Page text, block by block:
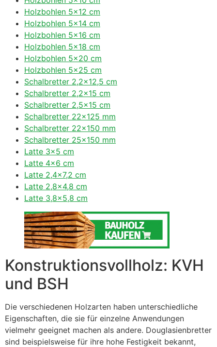
Holzbohlen 5×12 cm
Holzbohlen 5×14 cm
Holzbohlen 5×16 cm
Holzbohlen 5×18 cm
Holzbohlen 5×20 cm
Holzbohlen 5×25 cm
Schalbretter 2,2×12,5 cm
Schalbretter 2,2×15 cm
Schalbretter 2,5×15 cm
Schalbretter 22×125 mm
Schalbretter 22×150 mm
Schalbretter 25×150 mm
Latte 3×5 cm
Latte 4×6 cm
Latte 2,4×7,2 cm
Latte 2,8×4,8 cm
Latte 3,8×5,8 cm
Konstruktionsvollholz: KVH
und BSH
Die verschiedenen Holzarten haben unterschiedliche
Eigenschaften, die sie für einzelne Anwendungen
vielmehr geeignet machen als andere. Douglasienbretter
sind beispielsweise für ihre hohe Festigkeit bekannt,